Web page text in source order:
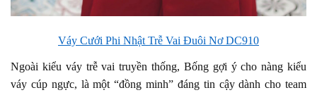
Váy Cưới Phi Nhật Trễ Vai Đuôi Nơ DC910
Ngoài kiểu váy trễ vai truyền thống, Bống gợi ý cho nàng kiểu
váy cúp ngực, là một “đồng minh” đáng tin cậy dành cho team